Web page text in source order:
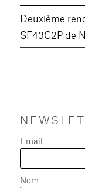
Deuxième
SF43C2P de
Email
Nom